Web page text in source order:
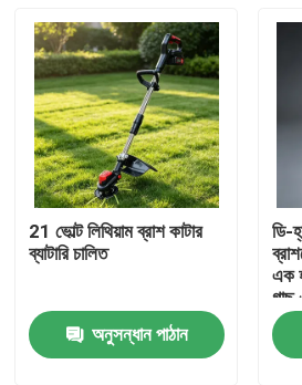
পণ্য
ভিডিও
আমাদের সম্বন্ধে
কারখানার প্রদর্শন
আমাদের সাথে যোগাযোগ
21 ভোল্ট লিথিয়াম ব্রাশ কাটার
ব্যাটারি চালিত
অনুসন্ধান পাঠান
ডি-
এক
গাছ
সহজ